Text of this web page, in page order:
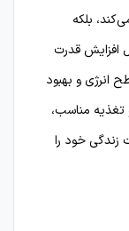
بلکه
افزایش قدرت
انرژی و بهبود
مناسب،
زندگی خود را